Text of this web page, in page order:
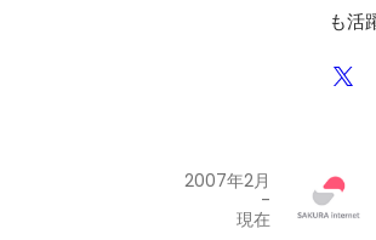
も活
2007年2月
-
現在